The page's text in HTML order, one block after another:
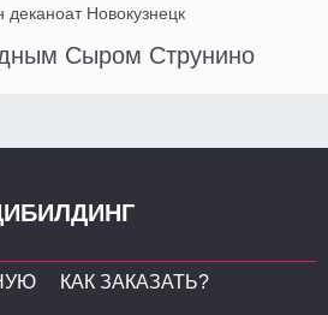
Новокузнецк
Сыром Струнино
КАК ЗАКАЗАТЬ?